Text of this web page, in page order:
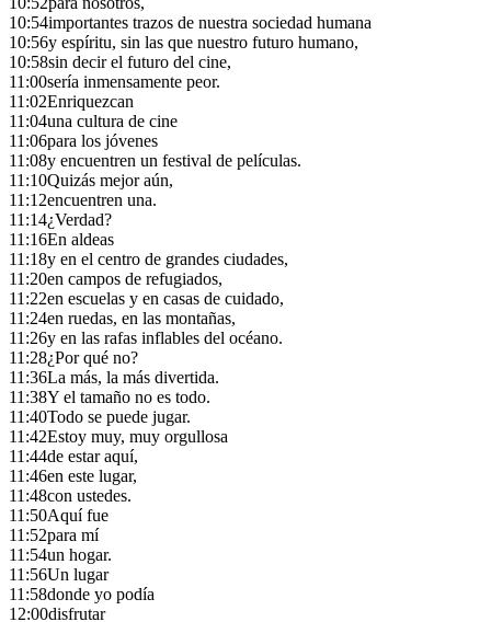
10:54importantes trazos de nuestra sociedad humana
10:56y espíritu, sin las que nuestro futuro humano,
10:58sin decir el futuro del cine,
11:00sería inmensamente peor.
11:02Enriquezcan
11:04una cultura de cine
11:06para los jóvenes
11:08y encuentren un festival de películas.
11:10Quizás mejor aún,
11:12encuentren una.
11:14¿Verdad?
11:16En aldeas
11:18y en el centro de grandes ciudades,
11:20en campos de refugiados,
11:22en escuelas y en casas de cuidado,
11:24en ruedas, en las montañas,
11:26y en las rafas inflables del océano.
11:28¿Por qué no?
11:36La más, la más divertida.
11:38Y el tamaño no es todo.
11:40Todo se puede jugar.
11:42Estoy muy, muy orgullosa
11:44de estar aquí,
11:46en este lugar,
11:48con ustedes.
11:50Aquí fue
11:52para mí
11:54un hogar.
11:56Un lugar
11:58donde yo podía
12:00disfrutar